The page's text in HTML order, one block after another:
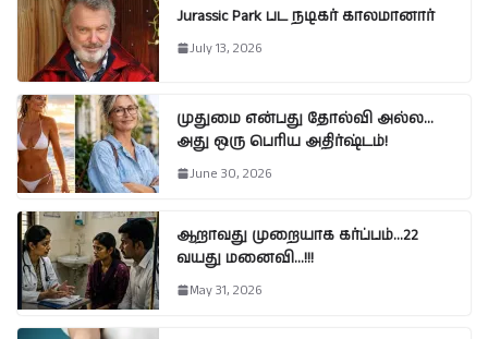
Jurassic Park பட நடிகர் காலமானார்
July 13, 2026
முதுமை என்பது தோல்வி அல்ல…
அது ஒரு பெரிய அதிர்ஷ்டம்!
June 30, 2026
ஆறாவது முறையாக கர்ப்பம்…22
வயது மனைவி…!!!
May 31, 2026